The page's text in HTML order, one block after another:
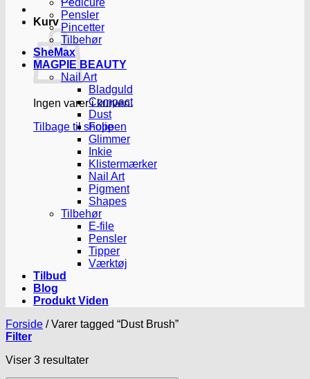
Kurv
Ingen varer i kurven.
Tilbage til shoppen
Pedicure
Pensler
Pincetter
Tilbehør
SheMax
MAGPIE BEAUTY
Nail Art
Bladguld
Compact
Dust
Folie
Glimmer
Inkie
Klistermærker
Nail Art
Pigment
Shapes
Tilbehør
E-file
Pensler
Tipper
Værktøj
Tilbud
Blog
Produkt Viden
Forside /Varer tagged “Dust Brush”
Filter
Viser 3 resultater